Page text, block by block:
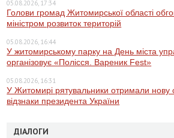
05.08.2026, 17:34
Голови громад Житомирської області
міністром розвиток територій
05.08.2026, 16:44
У житомирському парку на День міста
організовує «Полісся. Вареник Fest»
05.08.2026, 16:31
У Житомирі рятувальники отримали нову
відзнаки президента України
ДІАЛОГИ